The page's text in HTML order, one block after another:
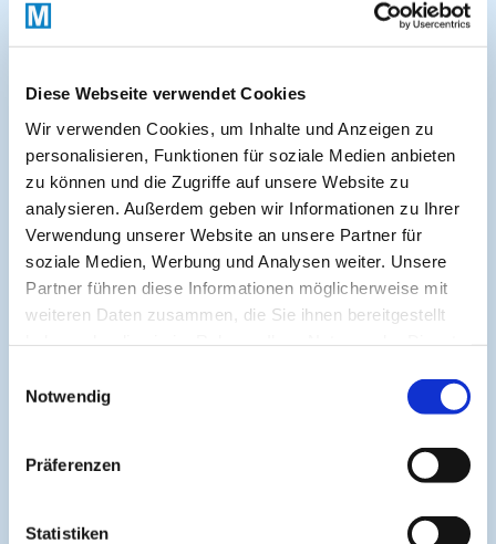
Diese Webseite verwendet Cookies
Wir verwenden Cookies, um Inhalte und Anzeigen zu
personalisieren, Funktionen für soziale Medien anbieten
zu können und die Zugriffe auf unsere Website zu
analysieren. Außerdem geben wir Informationen zu Ihrer
Verwendung unserer Website an unsere Partner für
soziale Medien, Werbung und Analysen weiter. Unsere
Partner führen diese Informationen möglicherweise mit
weiteren Daten zusammen, die Sie ihnen bereitgestellt
Notwendig
Präferenzen
Statistiken
helpdesk@medcram.de
Online Symposien
Symposium PULSE
Symposium One Health